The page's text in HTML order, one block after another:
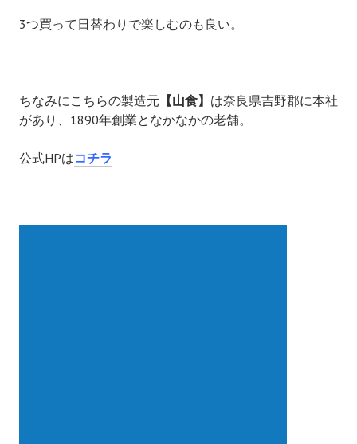
3つ買って日替わりで楽しむのも良い。
ちなみにこちらの製造元 【山食】 は奈良県吉野郡に本社
があり、1890年創業となかなかの老舗。
公式HPはコチラ